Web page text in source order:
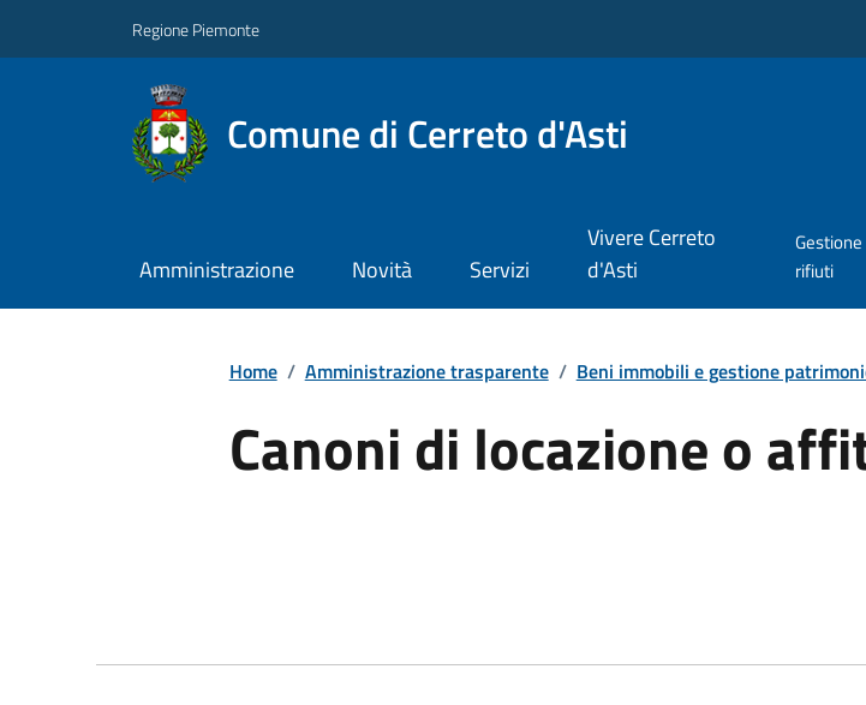
Regione Piemonte
Comune di Cerreto d'Asti
Amministrazione Novità Servizi
Vivere Cerreto
d'Asti
Gestione
rifiuti
Home / Amministrazione trasparente / Beni immobili e gestione
Canoni di locazione o